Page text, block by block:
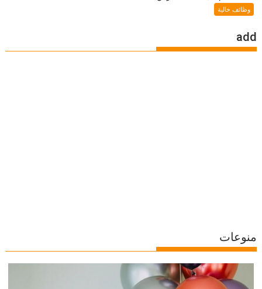
وظائف خالية
add
منوعات